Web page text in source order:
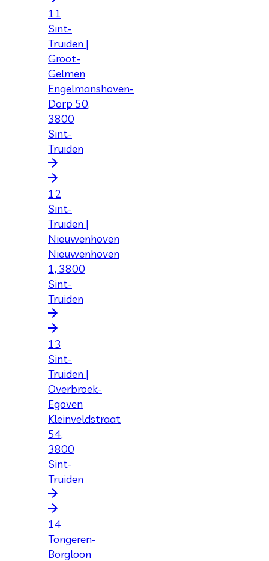
11
Sint-
Truiden |
Groot-
Gelmen
Engelmanshoven-
Dorp 50,
3800
Sint-
Truiden
12
Sint-
Truiden |
Nieuwenhoven
Nieuwenhoven
1, 3800
Sint-
Truiden
13
Sint-
Truiden |
Overbroek-
Egoven
Kleinveldstraat
54,
3800
Sint-
Truiden
14
Tongeren-
Borgloon